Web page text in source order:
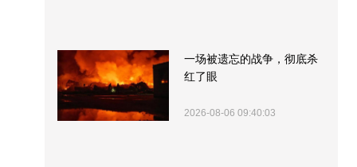
一场被遗忘的战争，彻底杀
红了眼
2026-08-06 09:40:03